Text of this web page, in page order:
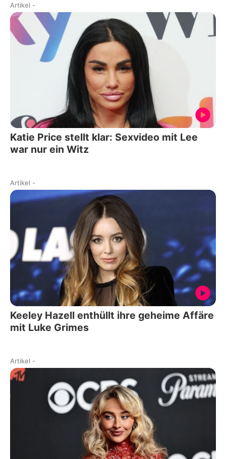
Artikel -
Katie Price stellt klar: Sexvideo mit Lee
war nur ein Witz
Artikel -
Keeley Hazell enthüllt ihre geheime Affäre
mit Luke Grimes
Artikel -